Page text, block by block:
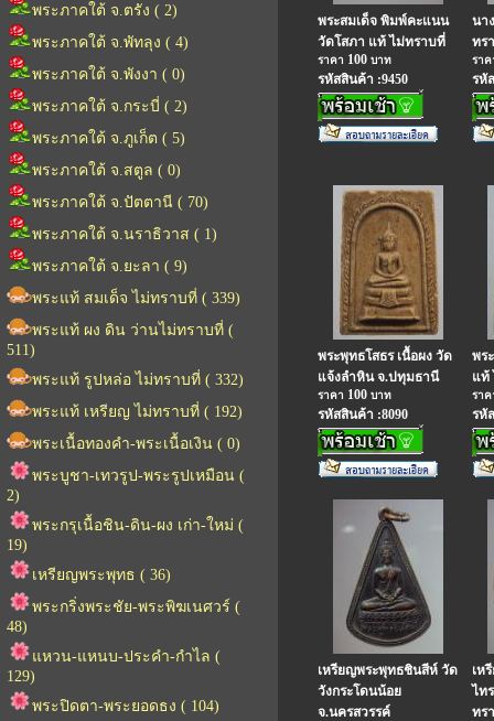
พระภาคใต้ จ.ตรัง ( 2)
พระภาคใต้ จ.พัทลุง ( 4)
พระภาคใต้ จ.พังงา ( 0)
พระภาคใต้ จ.กระบี่ ( 2)
พระภาคใต้ จ.ภูเก็ต ( 5)
พระภาคใต้ จ.สตูล ( 0)
พระภาคใต้ จ.ปัตตานี ( 70)
พระภาคใต้ จ.นราธิวาส ( 1)
พระภาคใต้ จ.ยะลา ( 9)
พระแท้ สมเด็จ ไม่ทราบที่ ( 339)
พระแท้ ผง ดิน ว่านไม่ทราบที่ (
511)
พระแท้ รูปหล่อ ไม่ทราบที่ ( 332)
พระแท้ เหรียญ ไม่ทราบที่ ( 192)
พระเนื้อทองคำ-พระเนื้อเงิน ( 0)
พระบูชา-เทวรูป-พระรูปเหมือน (
2)
พระกรุเนื้อชิน-ดิน-ผง เก่า-ใหม่ (
19)
เหรียญพระพุทธ ( 36)
พระกริ่งพระชัย-พระพิฆเนศวร์ (
48)
แหวน-แหนบ-ประคำ-กำไล (
129)
พระปิดตา-พระยอดธง ( 104)
พระสมเด็จ พิมพ์คะแนน
วัดโสภา แท้ ไม่ทราบที่
ราคา 100 บาท
รหัสสินค้า :9450
นา
ทร
รา
รหั
พระพุทธโสธร เนื้อผง วัด
แจ้งลำหิน จ.ปทุมธานี
ราคา 100 บาท
รหัสสินค้า :8090
พร
แท้
รา
รหั
เหรียญพระพุทธชินสีห์ วัด
วังกระโดนน้อย
จ.นครสวรรค์
เห
ไท
ทร